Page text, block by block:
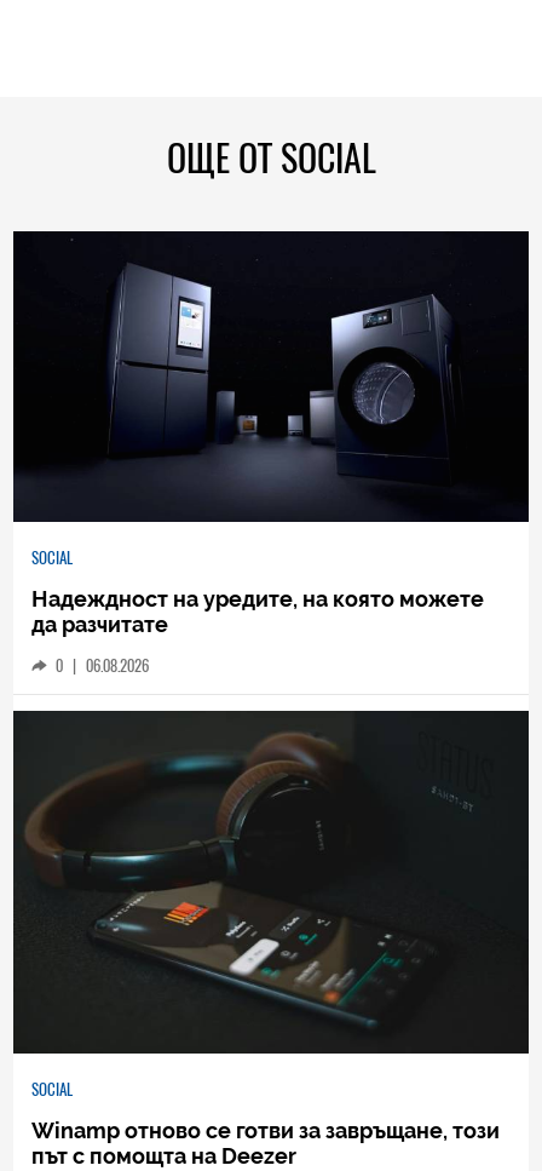
ОЩЕ ОТ SOCIAL
SOCIAL
Надеждност на уредите, на която можете
да разчитате
0 | 06.08.2026
SOCIAL
Winamp отново се готви за завръщане, този
път с помощта на Deezer